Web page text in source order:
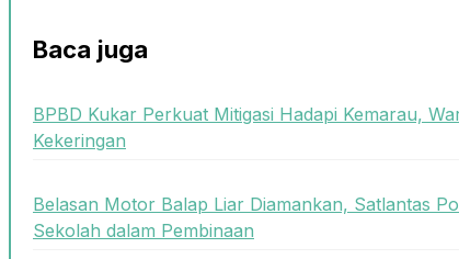
Baca juga
BPBD Kukar Perkuat Mitigasi Hadapi Kemarau,
Kekeringan
Belasan Motor Balap Liar Diamankan, Satlantas
Sekolah dalam Pembinaan